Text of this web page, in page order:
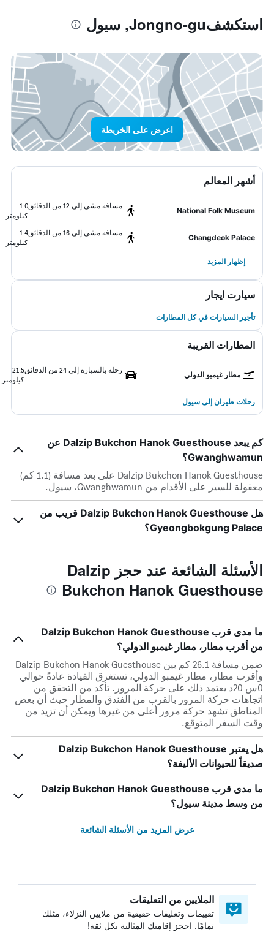
استكشفJongno-gu, سيول
اعرض على الخريطة
أشهر المعالم
National Folk Museum
مسافة مشي إلى 12 من الدقائق
1.0
كيلومتر
Changdeok Palace
مسافة مشي إلى 16 من الدقائق
1.4
كيلومتر
إظهار المزيد
سيارت ايجار
تأجير السيارات في كل المطارات
المطارات القريبة
مطار غيمبو الدولي
رحلة بالسيارة إلى 24 من الدقائق
21.5
كيلومتر
رحلات طيران إلى سيول
كم يبعد Dalzip Bukchon Hanok Guesthouse عن
Gwanghwamun؟
Dalzip Bukchon Hanok Guesthouse على بعد مسافة (1.1 كم)
معقولة للسير على الأقدام من Gwanghwamun، سيول.
هل Dalzip Bukchon Hanok Guesthouse قريب من
Gyeongbokgung Palace؟
الأسئلة الشائعة عند حجز Dalzip
Bukchon Hanok Guesthouse
ما مدى قرب Dalzip Bukchon Hanok Guesthouse
من أقرب مطار، مطار غيمبو الدولي؟
ضمن مسافة 26.1 كم بين Dalzip Bukchon Hanok Guesthouse
وأقرب مطار، مطار غيمبو الدولي، تستغرق القيادة عادةً حوالي
0س 20د يعتمد ذلك على حركة المرور. تأكد من التحقق من
اتجاهات حركة المرور بالقرب من الفندق والمطار حيث أن بعض
المناطق تشهد حركة مرور أعلى من غيرها ويمكن أن تزيد من
وقت السفر المتوقع.
هل يعتبر Dalzip Bukchon Hanok Guesthouse
صديقاً للحيوانات الأليفة؟
ما مدى قرب Dalzip Bukchon Hanok Guesthouse
من وسط مدينة سيول؟
عرض المزيد من الأسئلة الشائعة
الملايين من التعليقات
تقييمات وتعليقات حقيقية من ملايين النزلاء، مثلك
تمامًا. احجز إقامتك المثالية بكل ثقة!